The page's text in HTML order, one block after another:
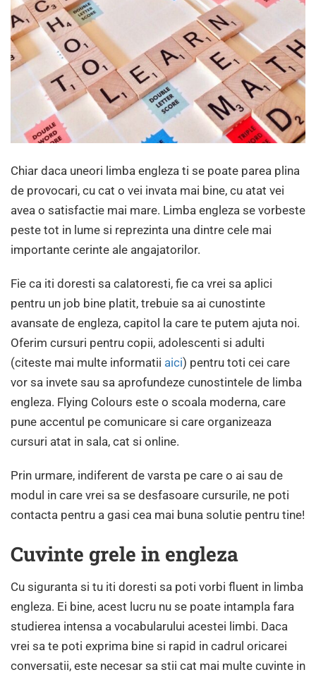
Chiar daca uneori limba engleza ti se poate parea plina
de provocari, cu cat o vei invata mai bine, cu atat vei
avea o satisfactie mai mare. Limba engleza se vorbeste
peste tot in lume si reprezinta una dintre cele mai
importante cerinte ale angajatorilor.
Fie ca iti doresti sa calatoresti, fie ca vrei sa aplici
pentru un job bine platit, trebuie sa ai cunostinte
avansate de engleza, capitol la care te putem ajuta noi.
Oferim cursuri pentru copii, adolescenti si adulti
(citeste mai multe informatii aici) pentru toti cei care
vor sa invete sau sa aprofundeze cunostintele de limba
engleza. Flying Colours este o scoala moderna, care
pune accentul pe comunicare si care organizeaza
cursuri atat in sala, cat si online.
Prin urmare, indiferent de varsta pe care o ai sau de
modul in care vrei sa se desfasoare cursurile, ne poti
contacta pentru a gasi cea mai buna solutie pentru tine!
Cuvinte grele in engleza
Cu siguranta si tu iti doresti sa poti vorbi fluent in limba
engleza. Ei bine, acest lucru nu se poate intampla fara
studierea intensa a vocabularului acestei limbi. Daca
vrei sa te poti exprima bine si rapid in cadrul oricarei
conversatii, este necesar sa stii cat mai multe cuvinte in